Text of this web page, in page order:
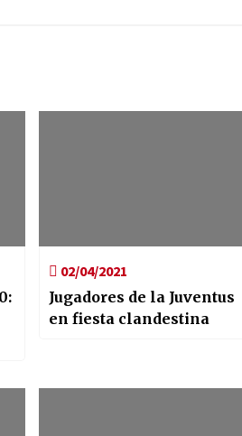
02/04/2021
Jugadores de la Juventus
en fiesta clandestina